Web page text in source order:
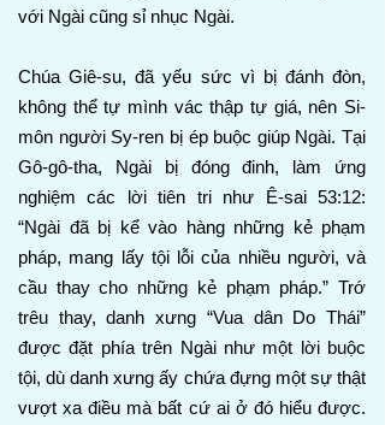
với Ngài cũng sỉ nhục Ngài.
Chúa Giê-su, đã yếu sức vì bị đánh đòn,
không thể tự mình vác thập tự giá, nên Si-
môn người Sy-ren bị ép buộc giúp Ngài. Tại
Gô-gô-tha, Ngài bị đóng đinh, làm ứng
nghiệm các lời tiên tri như Ê-sai 53:12:
“Ngài đã bị kể vào hàng những kẻ phạm
pháp, mang lấy tội lỗi của nhiều người, và
cầu thay cho những kẻ phạm pháp.” Trớ
trêu thay, danh xưng “Vua dân Do Thái”
được đặt phía trên Ngài như một lời buộc
tội, dù danh xưng ấy chứa đựng một sự thật
vượt xa điều mà bất cứ ai ở đó hiểu được.